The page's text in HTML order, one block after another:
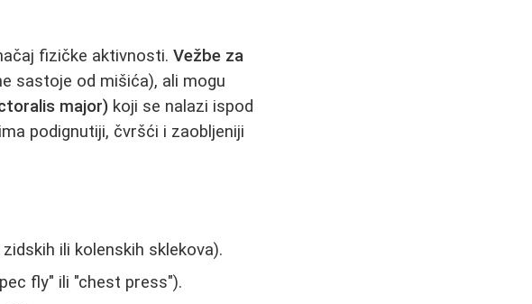
fizičke aktivnosti.Vežbe za
sastoje od mišića), ali mogu
major) koji se nalazi ispod
podignutiji, čvršći i zaobljeniji
ili kolenskih sklekova).
fly" ili "chest press").